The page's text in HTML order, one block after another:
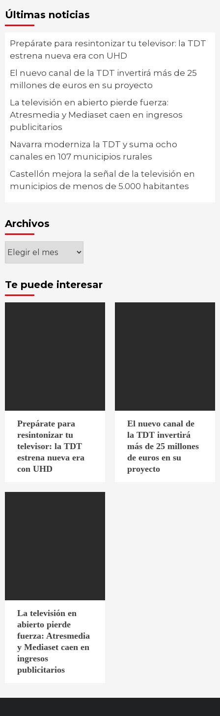
Últimas noticias
Prepárate para resintonizar tu televisor: la TDT
estrena nueva era con UHD
El nuevo canal de la TDT invertirá más de 25
millones de euros en su proyecto
La televisión en abierto pierde fuerza:
Atresmedia y Mediaset caen en ingresos
publicitarios
Navarra moderniza la TDT y suma ocho
canales en 107 municipios rurales
Castellón mejora la señal de la televisión en
municipios de menos de 5.000 habitantes
Archivos
Archivos
Te puede interesar
Prepárate para
resintonizar tu
televisor: la TDT
estrena nueva era
con UHD
El nuevo canal de
la TDT invertirá
más de 25 millones
de euros en su
proyecto
La televisión en
abierto pierde
fuerza: Atresmedia
y Mediaset caen en
ingresos
publicitarios